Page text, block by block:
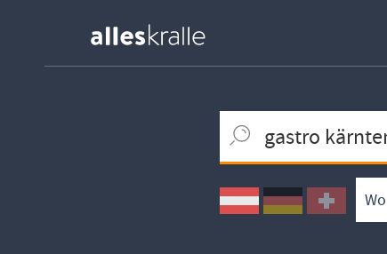
Ortssuche
Umkreissuche
Arbeitsform